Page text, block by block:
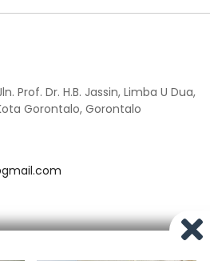
Prof. Dr. H.B. Jassin, Limba U Dua,
Gorontalo, Gorontalo